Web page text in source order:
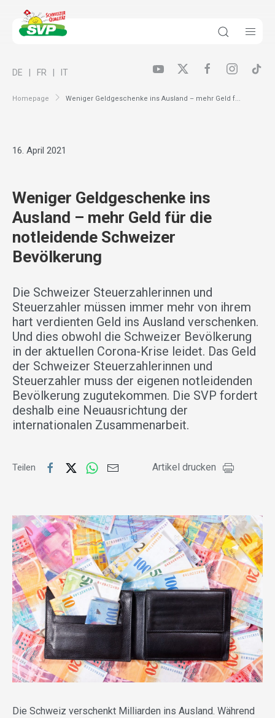
Homepage Weniger Geldgeschenke ins Ausland – mehr Geld f...
DE FR IT
16. April 2021
Weniger Geldgeschenke ins
Ausland – mehr Geld für die
notleidende Schweizer
Bevölkerung
Die Schweizer Steuerzahlerinnen und
Steuerzahler müssen immer mehr von ihrem
hart verdienten Geld ins Ausland verschenken.
Und dies obwohl die Schweizer Bevölkerung
in der aktuellen Corona-Krise leidet. Das Geld
der Schweizer Steuerzahlerinnen und
Steuerzahler muss der eigenen notleidenden
Bevölkerung zugutekommen. Die SVP fordert
deshalb eine Neuausrichtung der
internationalen Zusammenarbeit.
Teilen Artikel drucken
Die Schweiz verschenkt Milliarden ins Ausland. Während